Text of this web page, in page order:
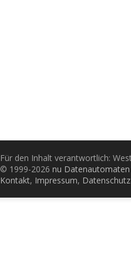
Für den Inhalt verantwortlich:
© 1999-2026 nu
Kontakt, Impressum, Datenschutz